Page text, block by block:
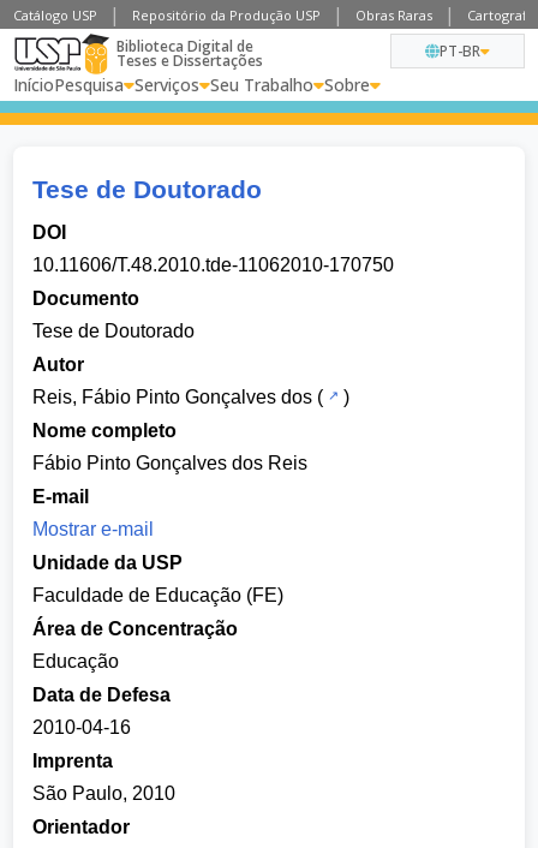
Catálogo USP Repositório da Produção USP Obras Raras
Biblioteca Digital de
Teses e Dissertações
InícioPesquisa Serviços Seu Trabalho Sobre
PT-BR
Tese de Doutorado
DOI
10.11606/T.48.2010.tde-11062010-170750
Documento
Tese de Doutorado
Autor
Reis, Fábio Pinto Gonçalves dos (
)
Nome completo
Fábio Pinto Gonçalves dos Reis
E-mail
Mostrar e-mail
Unidade da USP
Faculdade de Educação (FE)
Área de Concentração
Educação
Data de Defesa
2010-04-16
Imprenta
São Paulo, 2010
Orientador